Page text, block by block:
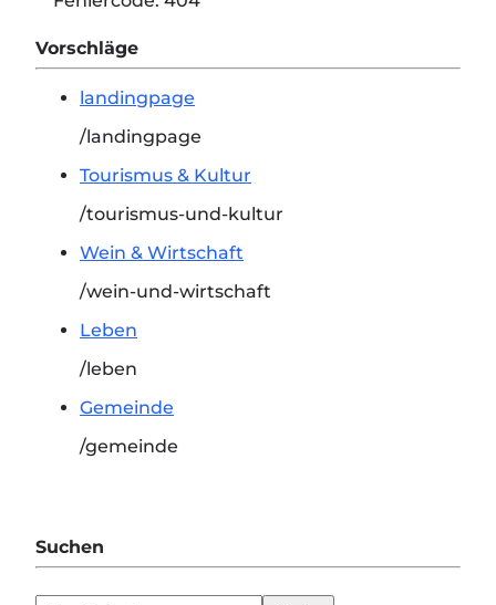
Vorschläge
landingpage
/landingpage
Tourismus & Kultur
/tourismus-und-kultur
Wein & Wirtschaft
/wein-und-wirtschaft
Leben
/leben
Gemeinde
/gemeinde
Suchen